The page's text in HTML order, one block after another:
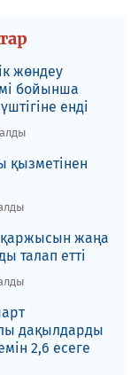
жөндеу
бойынша
енді
қызметінен
жаңа
талап етті
дақылдарды
2,6 есеге